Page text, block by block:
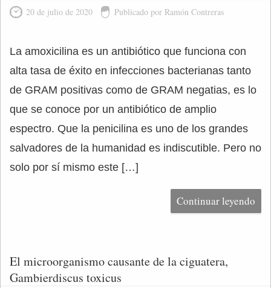
20 de julio de 2020 Publicado por Ramón Contreras
La amoxicilina es un antibiótico que funciona con
alta tasa de éxito en infecciones bacterianas tanto
de GRAM positivas como de GRAM negatias, es lo
que se conoce por un antibiótico de amplio
espectro. Que la penicilina es uno de los grandes
salvadores de la humanidad es indiscutible. Pero no
solo por sí mismo este […]
Continuar leyendo
El microorganismo causante de la ciguatera,
Gambierdiscus toxicus